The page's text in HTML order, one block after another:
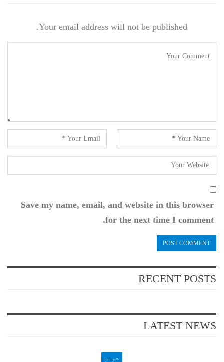
Your email address will not be published.
Save my name, email, and website in this browser
for the next time I comment.
RECENT POSTS
LATEST NEWS
شوبز